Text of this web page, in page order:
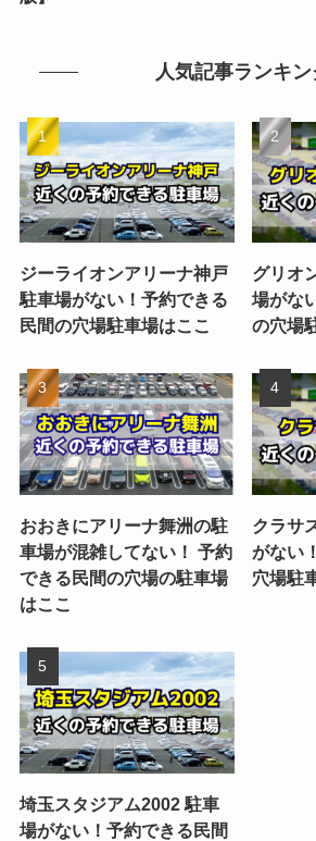
人気記事ランキン
ジーライオンアリーナ神戸
駐車場がない！予約できる
民間の穴場駐車場はここ
グリオ
場がな
の穴場
おおきにアリーナ舞洲の駐
車場が混雑してない！ 予約
できる民間の穴場の駐車場
はここ
クラサ
がない
穴場駐
埼玉スタジアム2002 駐車
場がない！予約できる民間